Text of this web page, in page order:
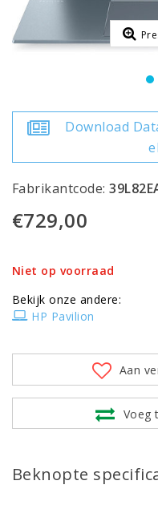
Download
Fabrikantcode:
€729,00
Niet op voorraad
Bekijk onze andere:
HP Pavilion
Aan
Voeg
Beknopte